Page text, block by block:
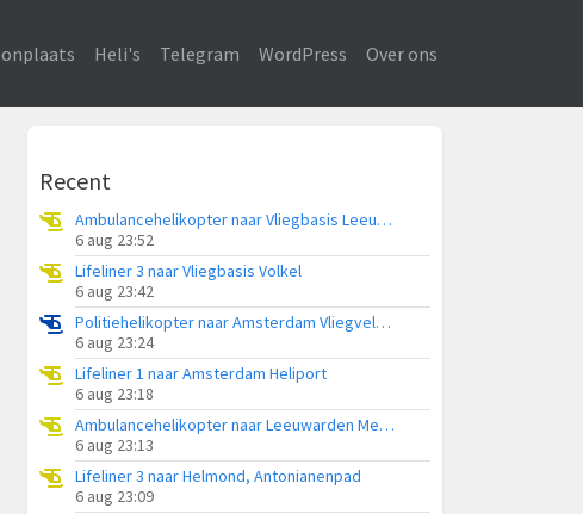
Heli's Telegram WordPress Over ons
Recent
Ambulancehelikopter naar Vliegbasis Leeuwarden
6 aug 23:52
Lifeliner 3 naar Vliegbasis Volkel
6 aug 23:42
Politiehelikopter naar Amsterdam Vliegveld Schiphol
6 aug 23:24
Lifeliner 1 naar Amsterdam Heliport
6 aug 23:18
Ambulancehelikopter naar Leeuwarden Medical Center Heliport
6 aug 23:13
Lifeliner 3 naar Helmond, Antonianenpad
6 aug 23:09